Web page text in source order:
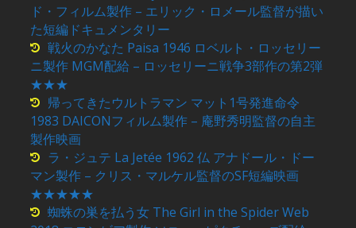
ド・フィルム製作 – エリック・ロメール監督が描い
た短編ドキュメンタリー
戦火のかなた Paisa 1946 ロベルト・ロッセリー
ニ製作 MGM配給 – ロッセリーニ戦争3部作の第2弾
★★★
帰ってきたウルトラマン マット1号発進命令
1983 DAICONフィルム製作 – 庵野秀明監督の自主
製作映画
ラ・ジュテ La Jetée 1962 仏 アナドール・ドー
マン製作 – クリス・マルケル監督のSF短編映画
★★★★★
蜘蛛の巣を払う女 The Girl in the Spider Web